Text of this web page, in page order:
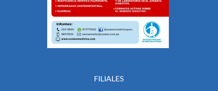
FILIALES